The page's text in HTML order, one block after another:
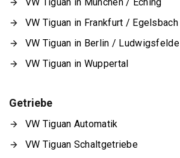
VW Tiguan in Frankfurt / Egelsbach
VW Tiguan in Berlin / Ludwigsfelde
VW Tiguan in Wuppertal
Getriebe
VW Tiguan Automatik
VW Tiguan Schaltgetriebe